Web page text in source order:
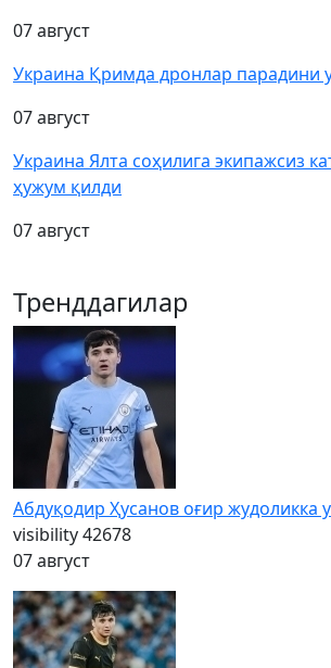
07 август
Украина Қримда дронлар парадини
07 август
Украина Ялта соҳилига экипажсиз
ҳужум қилди
07 август
Тренддагилар
Абдуқодир Ҳусанов оғир жудоликка
visibility42678
07 август